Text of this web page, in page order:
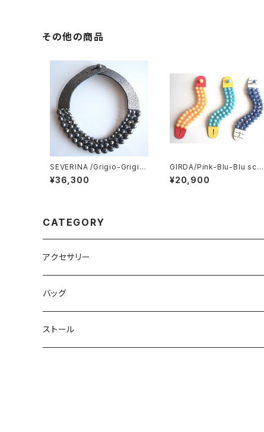
その他の商品
SEVERINA /Grigio-Grigio
（セヴェリナ・ネックレス）
¥36,300
GIRDA/Pink-Blu-Blu scur
o(ジルダ・ブレスレット）3種類
¥20,900
CATEGORY
アクセサリー
ネックレス
ピアス
バッグ
ストール